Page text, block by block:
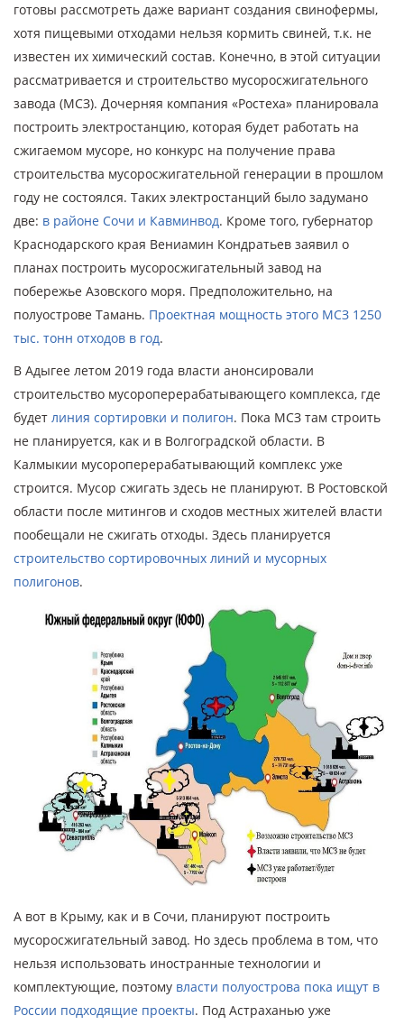
готовы рассмотреть даже вариант создания свинофермы,
хотя пищевыми отходами нельзя кормить свиней, т.к. не
известен их химический состав. Конечно, в этой ситуации
рассматривается и строительство мусоросжигательного
завода (МСЗ). Дочерняя компания «Ростеха» планировала
построить электростанцию, которая будет работать на
сжигаемом мусоре, но конкурс на получение права
строительства мусоросжигательной генерации в прошлом
году не состоялся. Таких электростанций было задумано
две: в районе Сочи и Кавминвод. Кроме того, губернатор
Краснодарского края Вениамин Кондратьев заявил о
планах построить мусоросжигательный завод на
побережье Азовского моря. Предположительно, на
полуострове Тамань. Проектная мощность этого МСЗ 1250
тыс. тонн отходов в год.
В Адыгее летом 2019 года власти анонсировали
строительство мусороперерабатывающего комплекса, где
будет линия сортировки и полигон. Пока МСЗ там строить
не планируется, как и в Волгоградской области. В
Калмыкии мусороперерабатывающий комплекс уже
строится. Мусор сжигать здесь не планируют. В Ростовской
области после митингов и сходов местных жителей власти
пообещали не сжигать отходы. Здесь планируется
строительство сортировочных линий и мусорных
полигонов.
А вот в Крыму, как и в Сочи, планируют построить
мусоросжигательный завод. Но здесь проблема в том, что
нельзя использовать иностранные технологии и
комплектующие, поэтому власти полуострова пока ищут в
России подходящие проекты. Под Астраханью уже